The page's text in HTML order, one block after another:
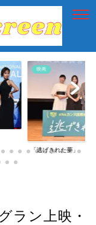
映画
「逃げきれた夢」
ラン上映・